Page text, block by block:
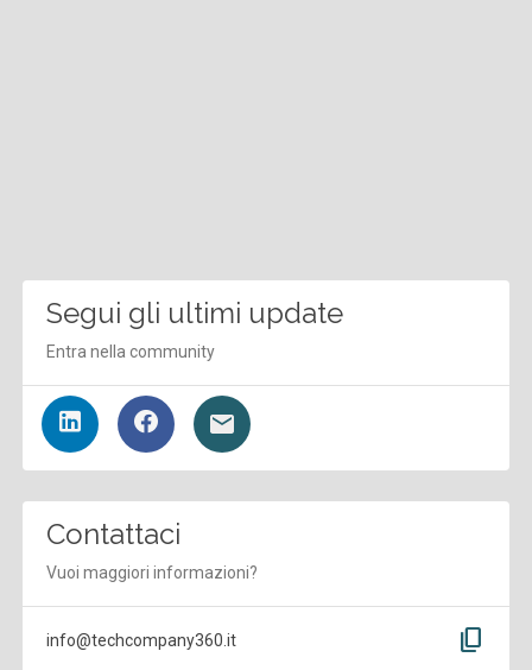
Segui gli ultimi update
Entra nella community
Contattaci
Vuoi maggiori informazioni?
info@techcompany360.it content_copy